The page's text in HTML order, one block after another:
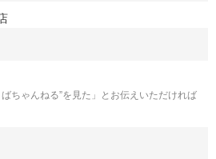
ちゃんねる”を見た」とお伝えいただければ